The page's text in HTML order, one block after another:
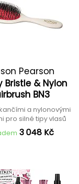
Pearson
Bristle & Nylon
BN3
a nylonovými
pro silné tipy vlasů
3 048 Kč